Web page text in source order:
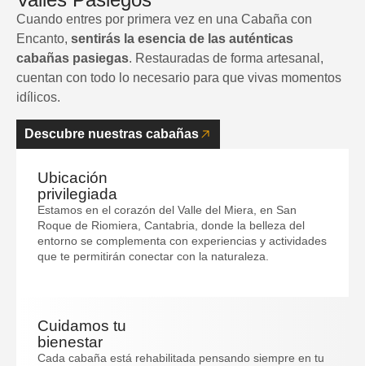
question
mark
key
to
keyboard
shortcuts
for
changing
dates.
the
question
mark
key
get
the
changing
dates.
Cuando entres por primera vez en una Cabaña con
Encanto, sentirás la esencia de las auténticas
cabañas pasiegas. Restauradas de forma artesanal,
cuentan con todo lo necesario para que vivas momentos
idílicos.
Descubre nuestras cabañas
Ubicación
privilegiada
Estamos en el corazón del Valle del Miera, en San
Roque de Riomiera, Cantabria, donde la belleza del
entorno se complementa con experiencias y actividades
que te permitirán conectar con la naturaleza.
Cuidamos tu
bienestar
Cada cabaña está rehabilitada pensando siempre en tu